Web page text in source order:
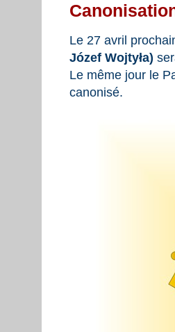
Le 27 avril
Józef Wojtyła)
Le même jour le
canonisé.